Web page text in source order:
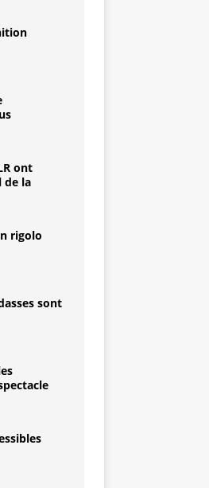
ont
de la
rigolo
sont